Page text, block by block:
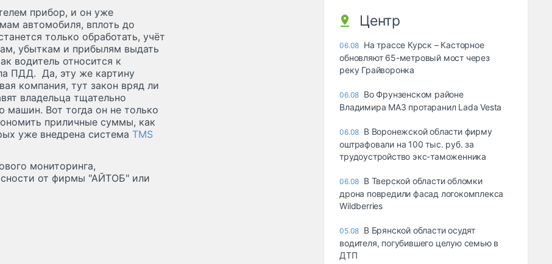
прибор, и он уже
автомобиля, вплоть до
только обработать, учёт
убыткам и прибылям выдать
водитель относится к
ПДД. Да, эту же картину
компания, тут закон вряд ли
владельца тщательно
машин. Вот тогда он не только
приличные суммы, как
уже внедрена система TMS
мониторинга,
от фирмы "АЙТОБ" или
Центр
06.08 На трассе Курск – Касторное
обновляют 65-метровый мост через
реку Грайворонка
06.08 Во Фрунзенском районе
Владимира МАЗ протаранил Lada Vesta
06.08 В Воронежской области фирму
оштрафовали на 100 тыс. руб. за
трудоустройство экс-таможенника
06.08 В Тверской области обломки
дрона повредили фасад логокомплекса
Wildberries
05.08 В Брянской области осудят
водителя, погубившего целую семью в
ДТП